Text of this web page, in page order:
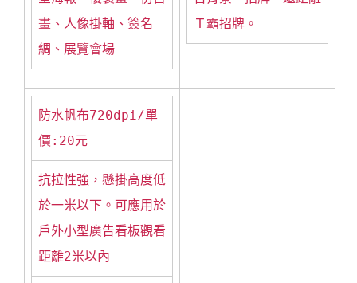
畫、人像掛軸、簽名
綢、展覽會場
Ｔ霸招牌。
防水帆布720dpi/單
價:20元
抗拉性強，懸掛高度低
於一米以下。可應用於
戶外小型廣告看板觀看
距離2米以內